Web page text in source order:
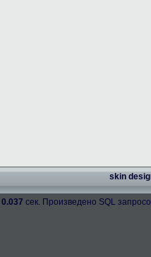
skin
0.037 сек. Произведено SQL